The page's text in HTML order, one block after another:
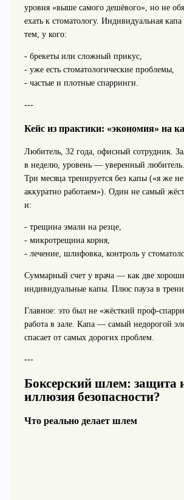
уровня «выше самого дешёвого», но не
ехать к стоматологу. Индивидуальная
тем, у кого:
- брекеты или сложный прикус,
- уже есть стоматологические проблемы,
- частые и плотные спарринги.
---
Кейс из практики: «экономия» на
Любитель, 32 года, офисный сотрудник.
в неделю, уровень — уверенный любитель.
Три месяца тренируется без капы («я же
аккуратно работаем»). Один не самый
и:
- трещина эмали на резце,
- микротрещина корня,
- лечение, шлифовка, контроль у
Суммарный счет у врача — как две
индивидуальные капы. Плюс пауза в
Главное: это был не «жёсткий проф-
работа в зале. Капа — самый недорогой
спасает от самых дорогих проблем.
---
Боксерский шлем: защита
иллюзия безопасности?
Что реально делает шлем